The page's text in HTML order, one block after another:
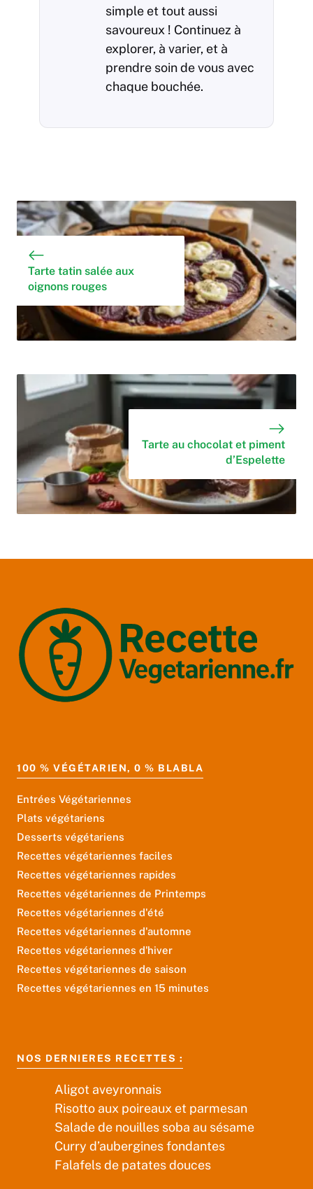
simple et tout aussi
savoureux ! Continuez à
explorer, à varier, et à
prendre soin de vous avec
chaque bouchée.
Tarte tatin salée aux
oignons rouges
Tarte au chocolat et piment
d’Espelette
100 % VÉGÉTARIEN, 0 % BLABLA
Entrées Végétariennes
Plats végétariens
Desserts végétariens
Recettes végétariennes faciles
Recettes végétariennes rapides
Recettes végétariennes de Printemps
Recettes végétariennes d'été
Recettes végétariennes d'automne
Recettes végétariennes d'hiver
Recettes végétariennes de saison
Recettes végétariennes en 15 minutes
NOS DERNIERES RECETTES :
Aligot aveyronnais
Risotto aux poireaux et parmesan
Salade de nouilles soba au sésame
Curry d’aubergines fondantes
Falafels de patates douces